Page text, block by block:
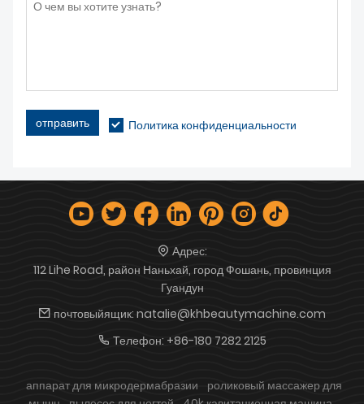
отправить Политика конфиденциальности
Адрес:
112 Lihe Road, район Наньхай, город Фошань, провинция
Гуандун
почтовыйящик: natalie@khbeautymachine.com
Телефон: +86-180 7282 2125
аппарат для микродермабразии
роликовый массажер для